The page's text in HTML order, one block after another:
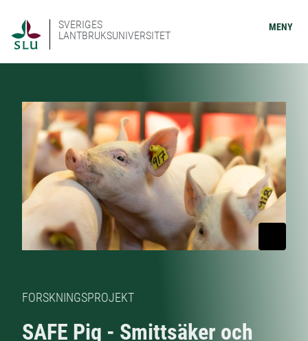
SVERIGES
LANTBRUKSUNIVERSITET
MENY
FORSKNINGSPROJEKT
SAFE Pig - Smittsäker och